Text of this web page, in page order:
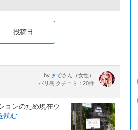
投稿日
by までさん（女性）
バリ島 クチコミ：20件
ョンのため現在ウ
読む